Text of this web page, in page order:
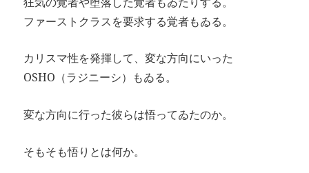
ファーストクラスを要求する覚者もゐる。
カリスマ性を発揮して、変な方向にいった
OSHO（ラジニーシ）もゐる。
変な方向に行った彼らは悟ってゐたのか。
そもそも悟りとは何か。